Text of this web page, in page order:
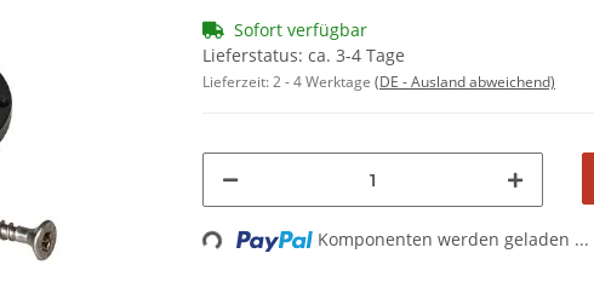
Sofort verfügbar
Lieferstatus: ca. 3-4 Tage
Lieferzeit:2 - 4 Werktage (DE - Ausland abweichend)
Loading... Komponenten werden geladen ...